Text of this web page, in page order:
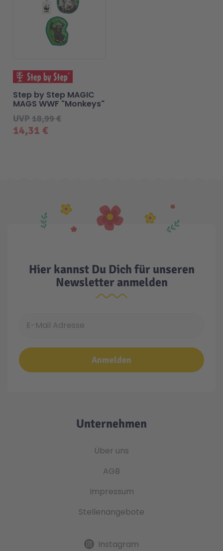
14,31 €
UVP18,99 €
Step by Step MAGIC
MAGS WWF "Monkeys"
Hier kannst Du Dich für unseren
Newsletter anmelden
Anmelden
Unternehmen
Über uns
AGB
Impressum
Stellenangebote
Instagram